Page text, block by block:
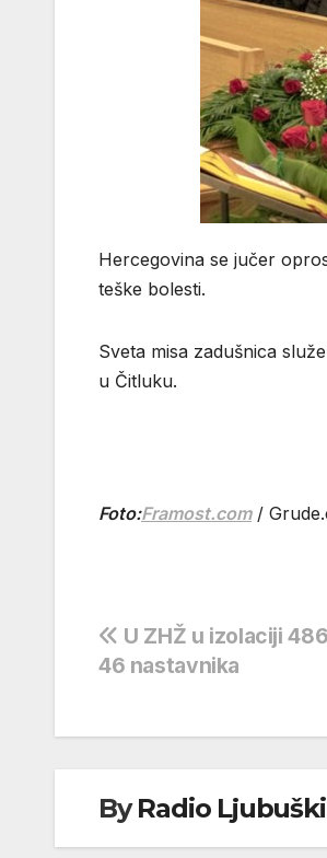
Hercegovina se jučer
teške bolesti.
Sveta misa zadušnica
u Čitluku.
Foto:Framost.com/
Navigacija
U ZHŽ u izolaciji
46 nastavnika
ByRadio Ljubuški